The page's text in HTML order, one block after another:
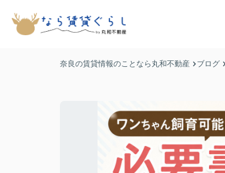
奈良の賃貸情報のことなら丸和不動産 ブログ